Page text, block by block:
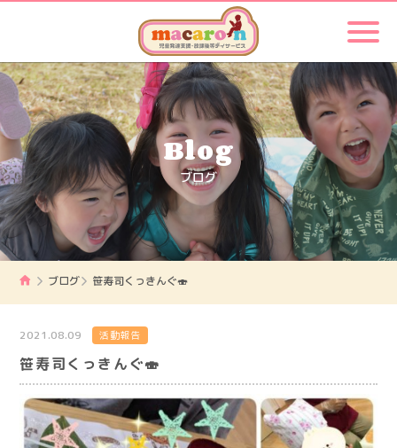
Blog
ブログ
ブログ 笹寿司くっきんぐ🍣
2021.08.09 活動報告
笹寿司くっきんぐ🍣